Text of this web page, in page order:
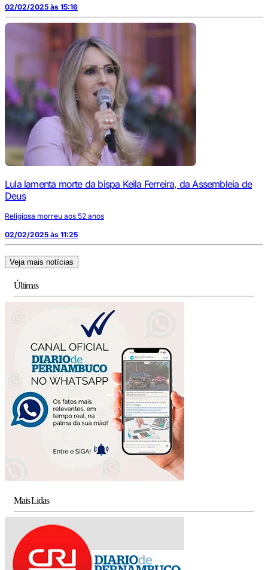
02/02/2025 às 15:16
Lula lamenta morte da bispa Keila Ferreira, da Assembleia de
Deus
Religiosa morreu aos 52 anos
02/02/2025 às 11:25
Veja mais notícias
Últimas
Mais Lidas